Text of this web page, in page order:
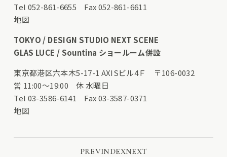
Tel 052-861-6655 Fax 052-861-6611
地図
TOKYO / DESIGN STUDIO NEXT SCENE
GLAS LUCE / Sountina ショールーム併設
東京都港区六本木5-17-1 AXISビル4Ｆ 〒106-0032
営 11:00〜19:00 休 水曜日
Tel 03-3586-6141 Fax 03-3587-0371
地図
PREVINDEXNEXT